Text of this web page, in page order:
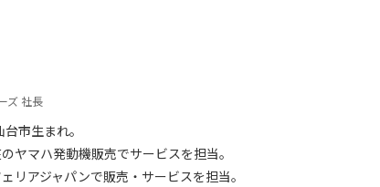
ズ 社長
市生まれ。
ヤマハ発動機販売でサービスを担当。
リアジャパンで販売・サービスを担当。